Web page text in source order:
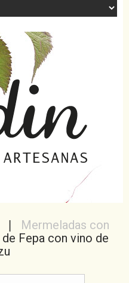
Mermeladas con
Fepa con vino de